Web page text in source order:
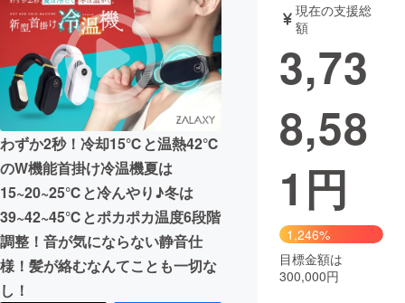
テクノロジー・ガジェット
映像・映画 書籍・雑誌
ビジネス・起業 チャレンジ
まちづくり・地域活性化
CAMPFIRE for Social Good
CAMPFIRE Creation
CAMPFIREふるさと納税
コミュニティ
わずか2秒！冷却15℃と温熱42℃
のW機能首掛け冷温機夏は
15~20~25℃と冷んやり♪冬は
39~42~45℃とポカポカ温度6段階
調整！音が気にならない静音仕
様！髪が絡むなんてことも一切な
し！
現在の支援総
額
3,73
8,58
1 円
1,246%
目標金額は
300,000円